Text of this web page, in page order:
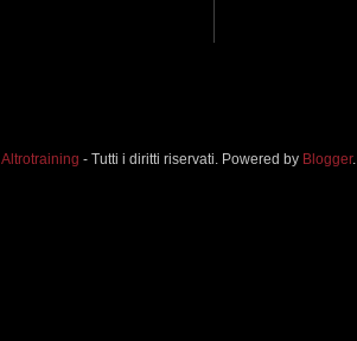
Altrotraining - Tutti i diritti riservati. Powered by Blogger.